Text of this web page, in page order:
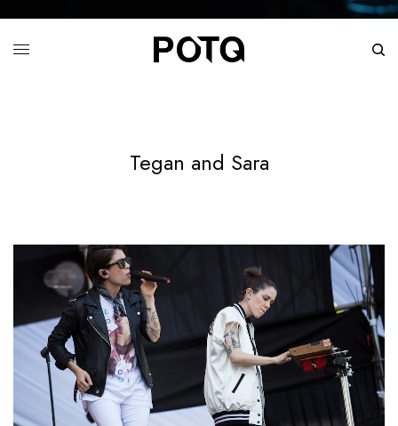
Tegan and Sara